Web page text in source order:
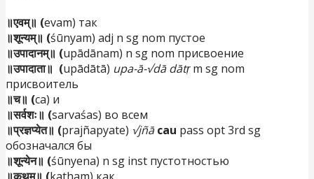
॥एवम्॥ (evam) так
॥शून्यम्॥ (śūnyam) adj n sg nom пустое
॥उपादानम्॥ (upādānam) n sg nom присвоение
॥उपादाता॥ (upādātā) upa-ā-√dā dātṛm sg nom
присвоитель
॥च॥ (ca) и
॥सर्वशः॥ (sarvaśas) во всем
॥प्रज्ञप्येत॥ (prajñapyate) √jñācau pass opt 3rd sg
обозначался бы
॥शून्येन॥ (śūnyena) n sg inst пустотностью